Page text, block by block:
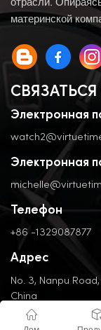
отрасли.
материнской
Электронная
Электронная
Телефон
+86 -1329087877
Адрес
No. 3, Nanpu
China